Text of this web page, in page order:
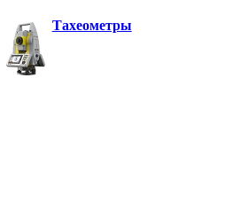
Тахеометры